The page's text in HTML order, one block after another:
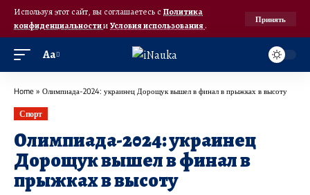
Используя этот сайт, вы соглашаетесь с Политика
конфиденциальностииУсловия использования.
Принять
Аа
Home » Олимпиада-2024: украинец Дорощук вышел в финал в прыжках в высоту
Спорт
Олимпиада-2024: украинец
Дорощук вышел в финал в
прыжках в высоту